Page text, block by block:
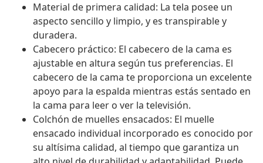
Material de primera calidad: La tela posee un
aspecto sencillo y limpio, y es transpirable y
duradera.
Cabecero práctico: El cabecero de la cama es
ajustable en altura según tus preferencias. El
cabecero de la cama te proporciona un excelente
apoyo para la espalda mientras estás sentado en
la cama para leer o ver la televisión.
Colchón de muelles ensacados: El muelle
ensacado individual incorporado es conocido por
su altísima calidad, al tiempo que garantiza un